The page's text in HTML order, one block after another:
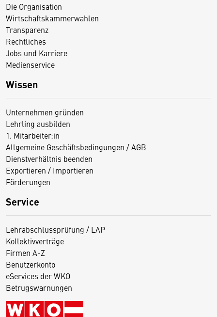
Die Organisation
Wirtschaftskammerwahlen
Transparenz
Rechtliches
Jobs und Karriere
Medienservice
Wissen
Unternehmen gründen
Lehrling ausbilden
1. Mitarbeiter:in
Allgemeine Geschäftsbedingungen / AGB
Dienstverhältnis beenden
Exportieren / Importieren
Förderungen
Service
Lehrabschlussprüfung / LAP
Kollektivverträge
Firmen A-Z
Benutzerkonto
eServices der WKO
Betrugswarnungen